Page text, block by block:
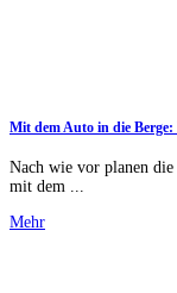
Mit dem Auto in die
Nach wie vor planen
mit dem ...
Mehr